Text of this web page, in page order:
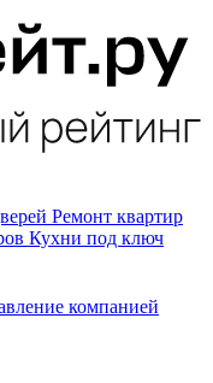
Ремонт квартир
Кухни под ключ
компанией